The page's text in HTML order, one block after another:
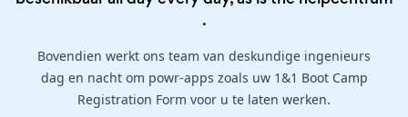
.
Bovendien werkt ons team van deskundige ingenieurs
dag en nacht om powr-apps zoals uw 1&1 Boot Camp
Registration Form voor u te laten werken.